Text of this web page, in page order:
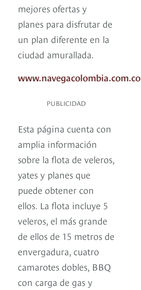
mejores ofertas y
planes para disfrutar de
un plan diferente en la
ciudad amurallada.
www.navegacolombia.com.co
PUBLICIDAD
Esta página cuenta con
amplia información
sobre la flota de veleros,
yates y planes que
puede obtener con
ellos. La flota incluye 5
veleros, el más grande
de ellos de 15 metros de
envergadura, cuatro
camarotes dobles, BBQ
con carga de gas y